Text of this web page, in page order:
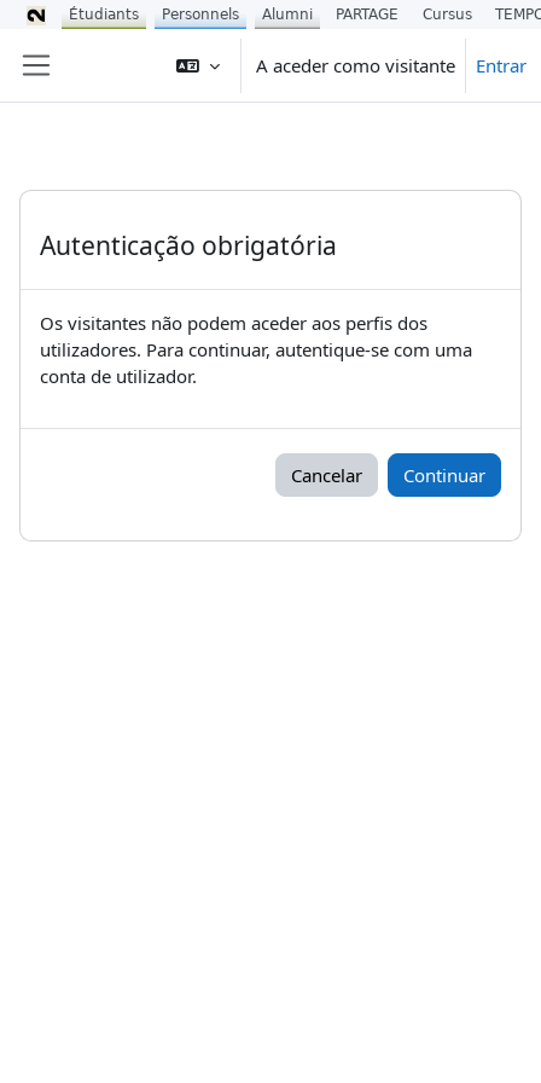
A aceder como visitante Entrar
Autenticação obrigatória
Os visitantes não podem aceder aos perfis dos
utilizadores. Para continuar, autentique-se com uma
conta de utilizador.
Cancelar Continuar
Étudiants Personnels Alumni PARTAGE Cursus